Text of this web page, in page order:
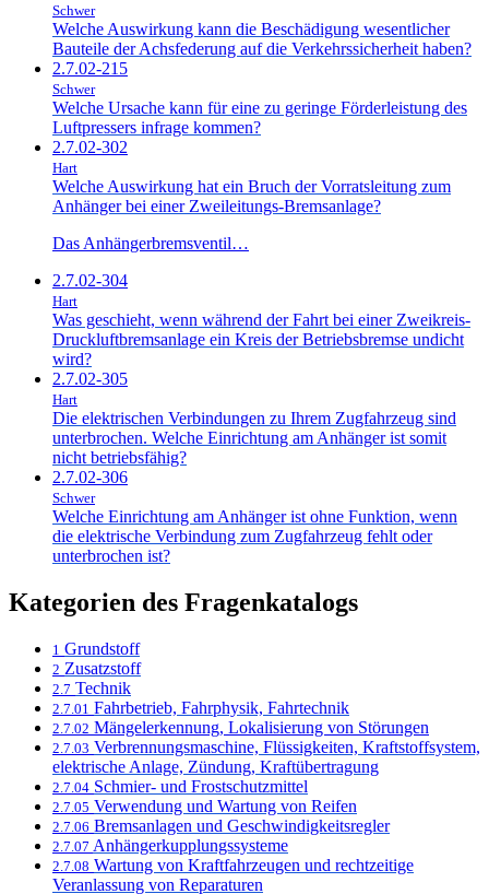
Schwer
Welche Auswirkung kann die Beschädigung wesentlicher
Bauteile der Achsfederung auf die Verkehrssicherheit haben?
2.7.02-215
Schwer
Welche Ursache kann für eine zu geringe Förderleistung des
Luftpressers infrage kommen?
2.7.02-302
Hart
Welche Auswirkung hat ein Bruch der Vorratsleitung zum
Anhänger bei einer Zweileitungs-Bremsanlage?
Das Anhängerbremsventil…
2.7.02-304
Hart
Was geschieht, wenn während der Fahrt bei einer Zweikreis-
Druckluftbremsanlage ein Kreis der Betriebsbremse undicht
wird?
2.7.02-305
Hart
Die elektrischen Verbindungen zu Ihrem Zugfahrzeug sind
unterbrochen. Welche Einrichtung am Anhänger ist somit
nicht betriebsfähig?
2.7.02-306
Schwer
Welche Einrichtung am Anhänger ist ohne Funktion, wenn
die elektrische Verbindung zum Zugfahrzeug fehlt oder
unterbrochen ist?
Kategorien des Fragenkatalogs
1 Grundstoff
2 Zusatzstoff
2.7 Technik
2.7.01 Fahrbetrieb, Fahrphysik, Fahrtechnik
2.7.02 Mängelerkennung, Lokalisierung von Störungen
2.7.03 Verbrennungsmaschine, Flüssigkeiten, Kraftstoffsystem,
elektrische Anlage, Zündung, Kraftübertragung
2.7.04 Schmier- und Frostschutzmittel
2.7.05 Verwendung und Wartung von Reifen
2.7.06 Bremsanlagen und Geschwindigkeitsregler
2.7.07 Anhängerkupplungssysteme
2.7.08 Wartung von Kraftfahrzeugen und rechtzeitige
Veranlassung von Reparaturen